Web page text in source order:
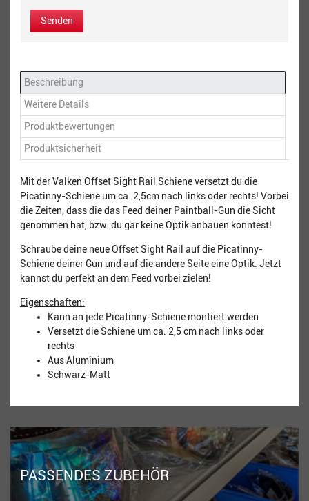
Senden
Beschreibung
Weitere Details
Produktbewertungen
Produktsicherheit
Mit der Valken Offset Sight Rail Schiene versetzt du die
Picatinny-Schiene um ca. 2,5cm nach links oder rechts! Vorbei
die Zeiten, dass die das Feed deiner Paintball-Gun die Sicht
genommen hat, bzw. du gar keine Optik anbauen konntest!
Schraube deine neue Offset Sight Rail auf die Picatinny-
Schiene deiner Gun und auf die andere Seite eine Optik. Jetzt
kannst du perfekt an dem Feed vorbei zielen!
Eigenschaften:
Kann an jede Picatinny-Schiene montiert werden
Versetzt die Schiene um ca. 2,5 cm nach links oder
rechts
Aus Aluminium
Schwarz-Matt
PASSENDES ZUBEHÖR